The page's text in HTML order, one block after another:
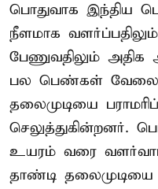
பொதுவாக இந்திய
நீளமாக
பேணுவதிலும் அதிக
பல பெண்கள்
தலைமுடியை
செலுத்துகின்றனர்.
உயரம் வரை
தாண்டி